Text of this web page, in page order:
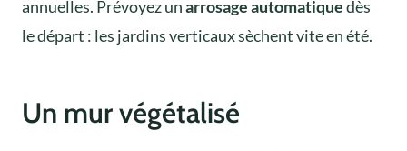
annuelles. Prévoyez unarrosage automatiquedès
le départ : les jardins verticaux sèchent vite en été.
Un mur végétalisé